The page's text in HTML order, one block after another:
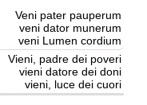
Veni pater pauperum
veni dator munerum
veni Lumen cordium
Vieni, padre dei poveri
vieni datore dei doni
vieni, luce dei cuori